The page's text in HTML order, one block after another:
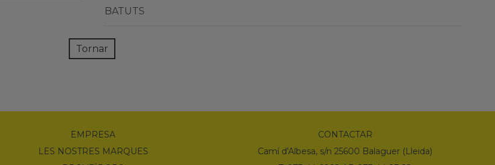
BATUTS
Tornar
EMPRESA
LES NOSTRES MARQUES
CONTACTAR
Camí d'Albesa, s/n 25600 Balaguer (Lleida)